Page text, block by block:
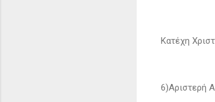
Κατέχη
6)Αριστερή